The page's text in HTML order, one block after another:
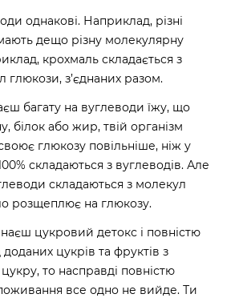
однакові. Наприклад, різні
дещо різну молекулярну
крохмаль складається з
глюкози, з’єднаних разом.
багату на вуглеводи їжу, що
білок або жир, твій організм
глюкозу повільніше, ніж у
складаються з вуглеводів. Але
складаються з молекул
розщеплює на глюкозу.
цукровий детокс і повністю
цукрів та фруктів з
то насправді повністю
все одно не вийде. Ти